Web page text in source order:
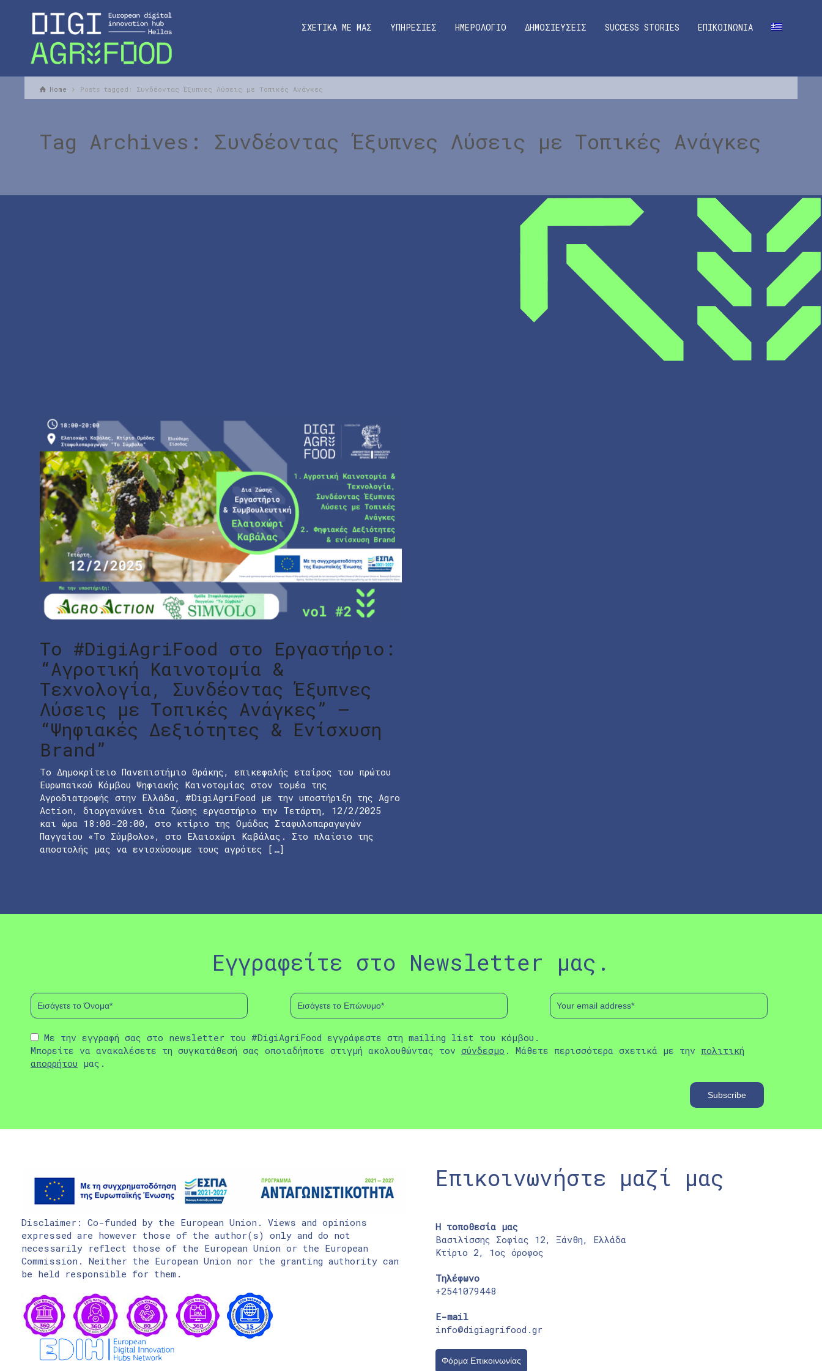
ΣΧΕΤΙΚΑ ΜΕ ΜΑΣ ΥΠΗΡΕΣΙΕΣ ΗΜΕΡΟΛΟΓΙΟ ΔΗΜΟΣΙΕΥΣΕΙΣ SUCCESS STORIES ΕΠΙΚΟΙΝΩΝΙΑ
Home Posts tagged: Συνδέοντας Έξυπνες Λύσεις με Τοπικές Ανάγκες
Tag Archives: Συνδέοντας Έξυπνες Λύσεις με Τοπικές Ανάγκες
Το #DigiAgriFood στο Εργαστήριο:
“Αγροτική Καινοτομία &
Τεχνολογία, Συνδέοντας Έξυπνες
Λύσεις με Τοπικές Ανάγκες” –
“Ψηφιακές Δεξιότητες & Ενίσχυση
Brand”
Το Δημοκρίτειο Πανεπιστήμιο Θράκης, επικεφαλής εταίρος του πρώτου
Ευρωπαϊκού Κόμβου Ψηφιακής Καινοτομίας στον τομέα της
Αγροδιατροφής στην Ελλάδα, #DigiAgriFood με την υποστήριξη της Agro
Action, διοργανώνει δια ζώσης εργαστήριο την Τετάρτη, 12/2/2025
και ώρα 18:00-20:00, στο κτίριο της Ομάδας Σταφυλοπαραγωγών
Παγγαίου «Το Σύμβολο», στο Ελαιοχώρι Καβάλας. Στο πλαίσιο της
αποστολής μας να ενισχύσουμε τους αγρότες […]
Εγγραφείτε στο Newsletter μας.
Με την εγγραφή σας στο newsletter του #DigiAgriFood εγγράφεστε στη mailing list του κόμβου.
Μπορείτε να ανακαλέσετε τη συγκατάθεσή σας οποιαδήποτε στιγμή ακολουθώντας τον σύνδεσμο . Μάθετε περισσότερα σχετικά με την πολιτική
απορρήτου μας.
Disclaimer: Co-funded by the European Union. Views and opinions
expressed are however those of the author(s) only and do not
necessarily reflect those of the European Union or the European
Commission. Neither the European Union nor the granting authority can
be held responsible for them.
Επικοινωνήστε μαζί μας
Η τοποθεσία μας
Βασιλίσσης Σοφίας 12, Ξάνθη, Ελλάδα
Κτίριο 2, 1ος όροφος
Τηλέφωνο
+2541079448
E-mail
info@digiagrifood.gr
Φόρμα Επικοινωνίας